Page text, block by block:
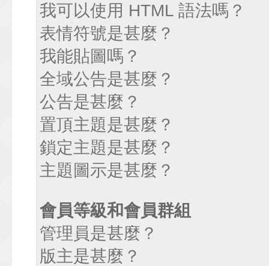
我可以使用 HTML 語法嗎？
表情符號是甚麼？
我能貼圖嗎？
全域公告是甚麼？
公告是甚麼？
置頂主題是甚麼？
鎖定主題是甚麼？
主題圖示是甚麼？
會員等級和會員群組
管理員是甚麼？
版主是甚麼？